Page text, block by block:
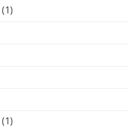
(1)
(1)